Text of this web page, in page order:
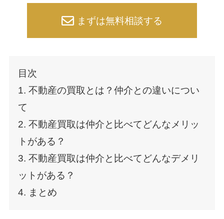
まずは無料相談する
目次
1. 不動産の買取とは？仲介との違いについ
て
2. 不動産買取は仲介と比べてどんなメリッ
トがある？
3. 不動産買取は仲介と比べてどんなデメリ
ットがある？
4. まとめ